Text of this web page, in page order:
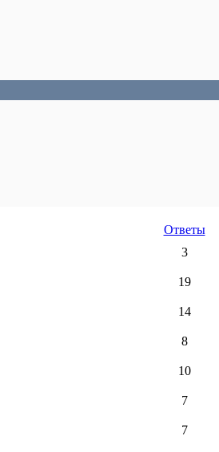
Ответы
3
19
14
8
10
7
7